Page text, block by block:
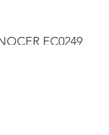
EC0249